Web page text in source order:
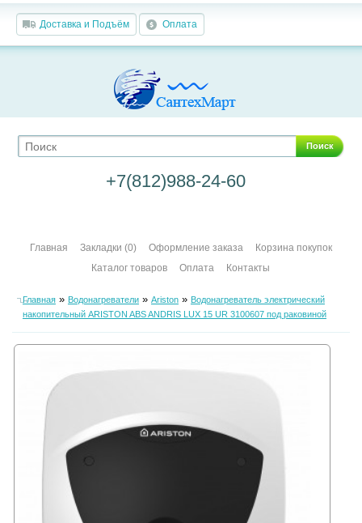
Доставка и Подъём Оплата
Поиск
+7(812)988-24-60
Главная Закладки (0) Оформление заказа
Корзина покупок
Каталог товаров
Оплата Контакты
Главная» Водонагреватели» Ariston» Водонагреватель электрический
накопительный ARISTON ABS ANDRIS LUX 15 UR 3100607 под раковиной